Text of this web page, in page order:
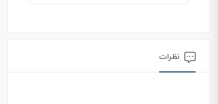
نظرات